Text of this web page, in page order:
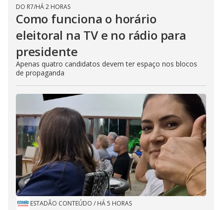
DO R7/HÁ 2 HORAS
Como funciona o horário
eleitoral na TV e no rádio para
presidente
Apenas quatro candidatos devem ter espaço nos blocos
de propaganda
ESTADÃO CONTEÚDO / HÁ 5 HORAS